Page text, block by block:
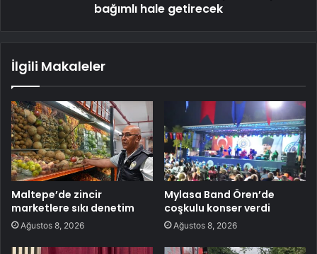
bağımlı hale getirecek
İlgili Makaleler
Maltepe’de zincir
marketlere sıkı denetim
Ağustos 8, 2026
Mylasa Band Ören’de
coşkulu konser verdi
Ağustos 8, 2026